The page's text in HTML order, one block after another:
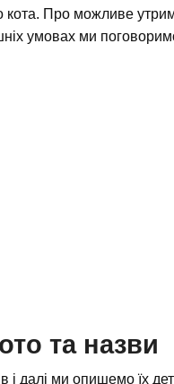
кота. Про можливе
умовах ми
та назви
і далі ми опишемо їх